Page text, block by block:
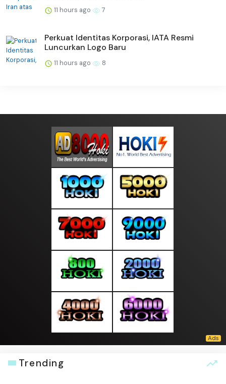
11 hours ago 7
Perkuat Identitas Korporasi, IATA Resmi
Luncurkan Logo Baru
11 hours ago 8
Trending